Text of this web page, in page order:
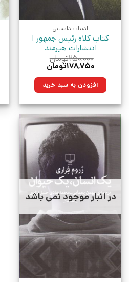
ادبیات داستانی
کتاب کلاه رئیس جمهور |
انتشارات هیرمند
۲۵۰,۰۰۰تومان
قیمت
۲۵۰,۰۰۰تومان
بود.
۱۷۸,۷۵۰تومان
۱۷۸,۷۵۰تومان.افزودن به سبد خرید
در انبار موجود نمی باشد